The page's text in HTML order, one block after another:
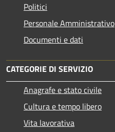
Politici
Personale Amministrativo
Documenti e dati
CATEGORIE DI SERVIZIO
Anagrafe e stato civile
Cultura e tempo libero
Vita lavorativa